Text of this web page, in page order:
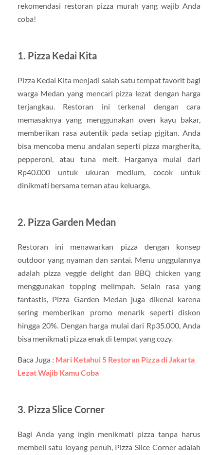
rekomendasi restoran pizza murah yang wajib Anda
coba!
1. Pizza Kedai Kita
Pizza Kedai Kita menjadi salah satu tempat favorit bagi
warga Medan yang mencari pizza lezat dengan harga
terjangkau. Restoran ini terkenal dengan cara
memasaknya yang menggunakan oven kayu bakar,
memberikan rasa autentik pada setiap gigitan. Anda
bisa mencoba menu andalan seperti pizza margherita,
pepperoni, atau tuna melt. Harganya mulai dari
Rp40.000 untuk ukuran medium, cocok untuk
dinikmati bersama teman atau keluarga.
2. Pizza Garden Medan
Restoran ini menawarkan pizza dengan konsep
outdoor yang nyaman dan santai. Menu unggulannya
adalah pizza veggie delight dan BBQ chicken yang
menggunakan topping melimpah. Selain rasa yang
fantastis, Pizza Garden Medan juga dikenal karena
sering memberikan promo menarik seperti diskon
hingga 20%. Dengan harga mulai dari Rp35.000, Anda
bisa menikmati pizza enak di tempat yang cozy.
Baca Juga : Mari Ketahui 5 Restoran Pizza di Jakarta
Lezat Wajib Kamu Coba
3. Pizza Slice Corner
Bagi Anda yang ingin menikmati pizza tanpa harus
membeli satu loyang penuh, Pizza Slice Corner adalah